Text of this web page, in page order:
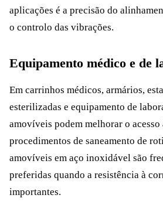
aplicações é a precisão do
o controlo das vibrações.
Equipamento médico e de
Em carrinhos médicos, armários,
esterilizadas e equipamento de
amovíveis podem melhorar o
procedimentos de saneamento de
amovíveis em aço inoxidável são
preferidas quando a resistência à
importantes.